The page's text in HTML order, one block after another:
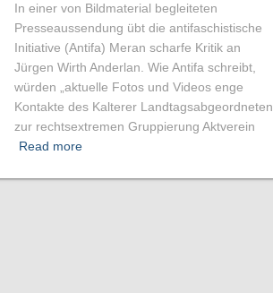
In einer von Bildmaterial begleiteten
Presseaussendung übt die antifaschistische
Initiative (Antifa) Meran scharfe Kritik an
Jürgen Wirth Anderlan. Wie Antifa schreibt,
würden „aktuelle Fotos und Videos enge
Kontakte des Kalterer Landtagsabgeordneten
zur rechtsextremen Gruppierung Aktverein
Read more